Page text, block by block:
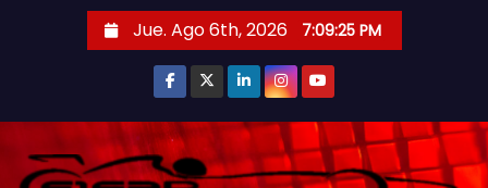
Jue. Ago 6th, 2026 7:09:26 PM